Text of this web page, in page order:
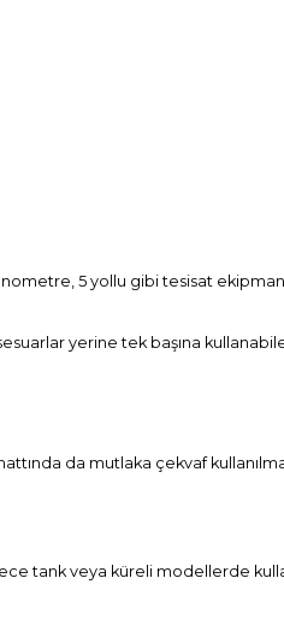
5 yollu gibi tesisat
yerine tek başına
da mutlaka çekvaf
tank veya küreli modellerde